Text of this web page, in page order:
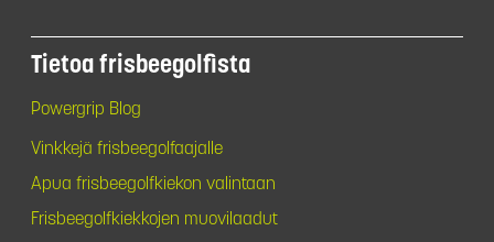
Tietoa frisbeegolfista
Powergrip Blog
Vinkkejä frisbeegolfaajalle
Apua frisbeegolfkiekon valintaan
Frisbeegolfkiekkojen muovilaadut